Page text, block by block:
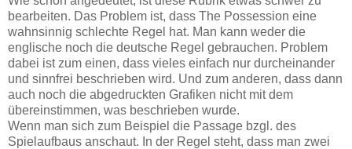
bearbeiten. Das Problem ist, dass The Possession eine
wahnsinnig schlechte Regel hat. Man kann weder die
englische noch die deutsche Regel gebrauchen. Problem
dabei ist zum einen, dass vieles einfach nur durcheinander
und sinnfrei beschrieben wird. Und zum anderen, dass dann
auch noch die abgedruckten Grafiken nicht mit dem
übereinstimmen, was beschrieben wurde.
Wenn man sich zum Beispiel die Passage bzgl. des
Spielaufbaus anschaut. In der Regel steht, dass man zwei